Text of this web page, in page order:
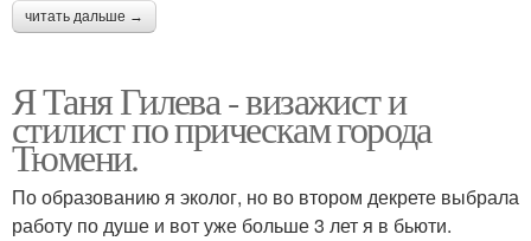
читать дальше →
Я Таня Гилева - визажист и
стилист по прическам города
Тюмени.
По образованию я эколог, но во втором декрете выбрала
работу по душе и вот уже больше 3 лет я в бьюти.